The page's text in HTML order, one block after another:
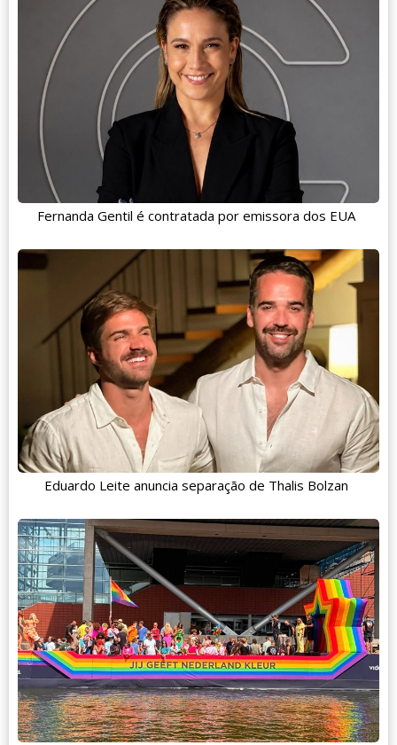
Fernanda Gentil é contratada por emissora dos EUA
Eduardo Leite anuncia separação de Thalis Bolzan